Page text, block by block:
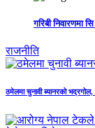
गरिबी निवारणमा
राजनीति
ठमेलमा चुनावी ब्यानरको